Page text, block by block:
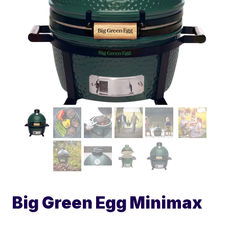
Big Green Egg Minimax